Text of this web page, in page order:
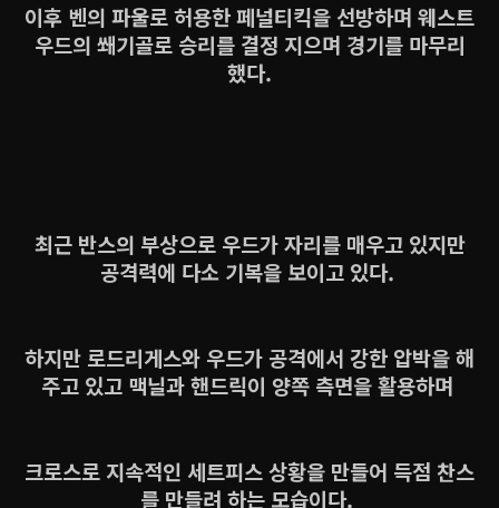
이후 벤의 파울로 허용한 페널티킥을 선방하며 웨스트
우드의 쐐기골로 승리를 결정 지으며 경기를 마무리
했다.
최근 반스의 부상으로 우드가 자리를 매우고 있지만
공격력에 다소 기복을 보이고 있다.
하지만 로드리게스와 우드가 공격에서 강한 압박을 해
주고 있고 맥닐과 핸드릭이 양쪽 측면을 활용하며
크로스로 지속적인 세트피스 상황을 만들어 득점 찬스
를 만들려 하는 모습이다.